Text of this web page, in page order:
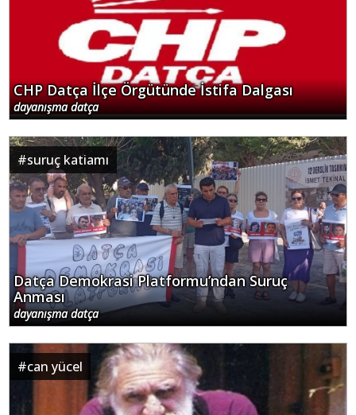
CHP Datça İlçe Örgütünde İstifa Dalgası
dayanışma datça
#suruç katiamı
Datça Demokrasi Platformu’ndan Suruç
Anması
dayanışma datça
#can yücel